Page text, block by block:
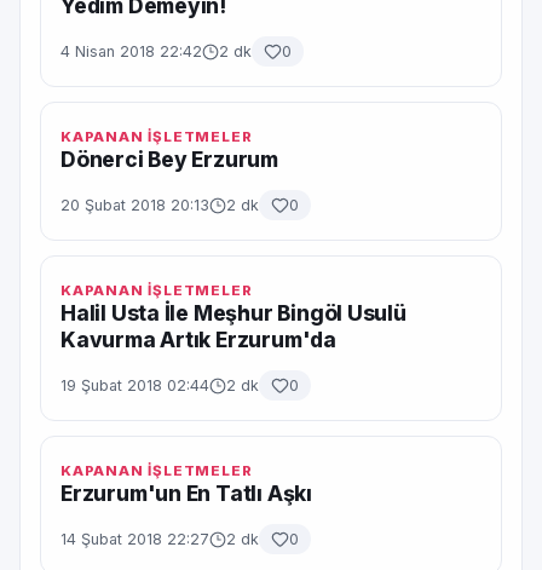
Yedim Demeyin!
4 Nisan 2018 22:42 2 dk 0
KAPANAN İŞLETMELER
Dönerci Bey Erzurum
20 Şubat 2018 20:13 2 dk 0
KAPANAN İŞLETMELER
Halil Usta İle Meşhur Bingöl Usulü
Kavurma Artık Erzurum'da
19 Şubat 2018 02:44 2 dk 0
KAPANAN İŞLETMELER
Erzurum'un En Tatlı Aşkı
14 Şubat 2018 22:27 2 dk 0